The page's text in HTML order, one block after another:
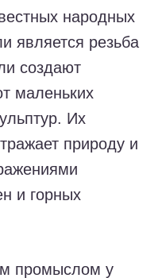
народных
является резьба
создают
маленьких
Их
природу и
и горных
промыслом у